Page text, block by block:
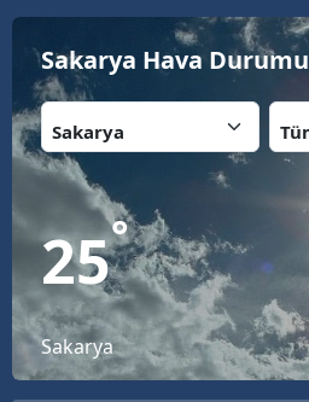
Sakarya Hava Durumu
25°
Sakarya